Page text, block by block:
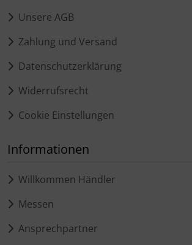
Unsere AGB
Zahlung und Versand
Datenschutzerklärung
Widerrufsrecht
Cookie Einstellungen
Informationen
Willkommen Händler
Messen
Ansprechpartner